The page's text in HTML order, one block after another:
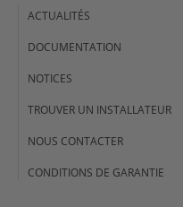
ACTUALITÉS
DOCUMENTATION
NOTICES
TROUVER UN INSTALLATEUR
NOUS CONTACTER
CONDITIONS DE GARANTIE